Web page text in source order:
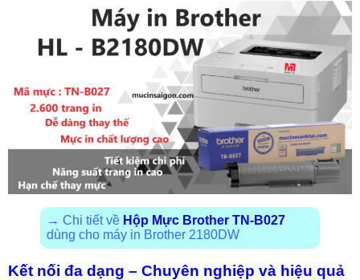
→ Chi tiết về Hộp Mực Brother TN-B027
dùng cho máy in Brother 2180DW
Kết nối đa dạng – Chuyên nghiệp và hiệu quả